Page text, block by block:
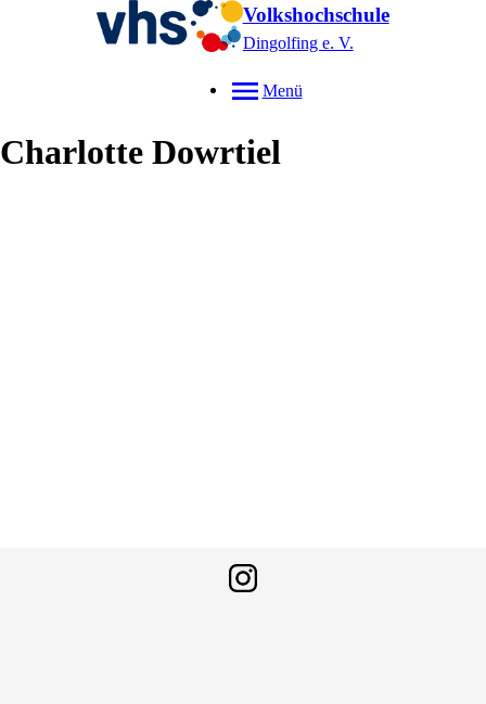
Volkshochschule
Dingolfing e. V.
Menü
Charlotte Dowrtiel